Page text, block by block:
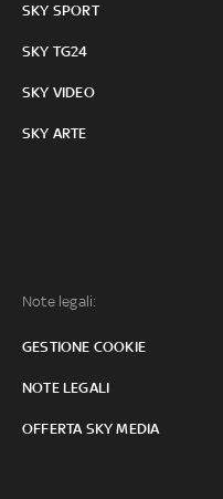
SKY SPORT
SKY TG24
SKY VIDEO
SKY ARTE
Note legali:
GESTIONE COOKIE
NOTE LEGALI
OFFERTA SKY MEDIA